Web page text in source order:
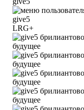
LRG+